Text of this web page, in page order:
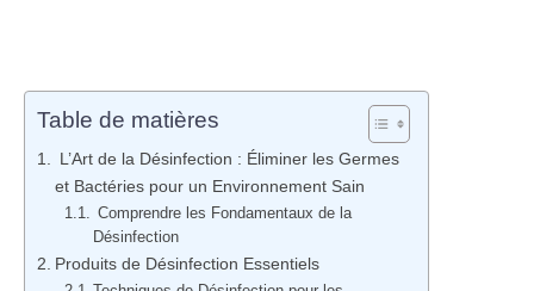
Table de matières
L’Art de la Désinfection : Éliminer les Germes
et Bactéries pour un Environnement Sain
Comprendre les Fondamentaux de la
Désinfection
Produits de Désinfection Essentiels